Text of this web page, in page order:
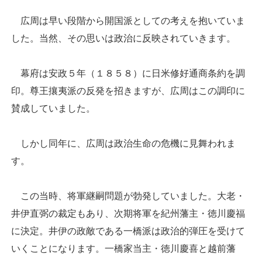
広周は早い段階から開国派としての考えを抱いていま
した。当然、その思いは政治に反映されていきます。
幕府は安政５年（１８５８）に日米修好通商条約を調
印。尊王攘夷派の反発を招きますが、広周はこの調印に
賛成していました。
しかし同年に、広周は政治生命の危機に見舞われま
す。
この当時、将軍継嗣問題が勃発していました。大老・
井伊直弼の裁定もあり、次期将軍を紀州藩主・徳川慶福
に決定。井伊の政敵である一橋派は政治的弾圧を受けて
いくことになります。一橋家当主・徳川慶喜と越前藩